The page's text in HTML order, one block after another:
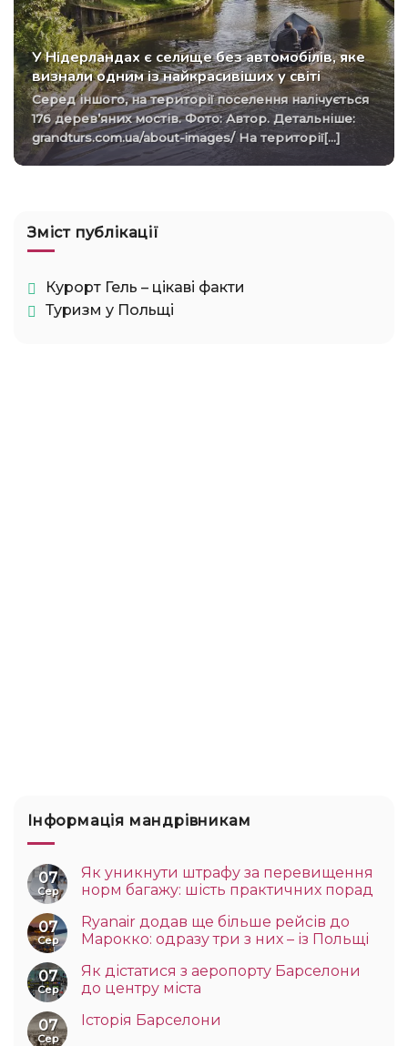
У Нідерландах є селище без автомобілів, яке
визнали одним із найкрасивіших у світі
Серед іншого, на території поселення налічується
176 дерев’яних мостів. Фото: Автор. Детальніше:
grandturs.com.ua/about-images/ На території[...]
Зміст публікації
Курорт Гель – цікаві факти
Туризм у Польщі
Інформація мандрівникам
07
Сер
Як уникнути штрафу за перевищення
норм багажу: шість практичних порад
07
Сер
Ryanair додав ще більше рейсів до
Марокко: одразу три з них – із Польщі
07
Сер
Як дістатися з аеропорту Барселони
до центру міста
07
Сер
Історія Барселони